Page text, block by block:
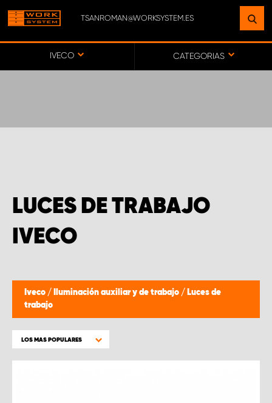
TSANROMAN@WORKSYSTEM.ES
IVECO CATEGORIAS
LUCES DE TRABAJO
IVECO
Iveco / Iluminación auxiliar y de trabajo / Luces de
trabajo
LOS MAS POPULARES
ENCUENTRE UNA INSTALACIÓN
CERCA DE USTED